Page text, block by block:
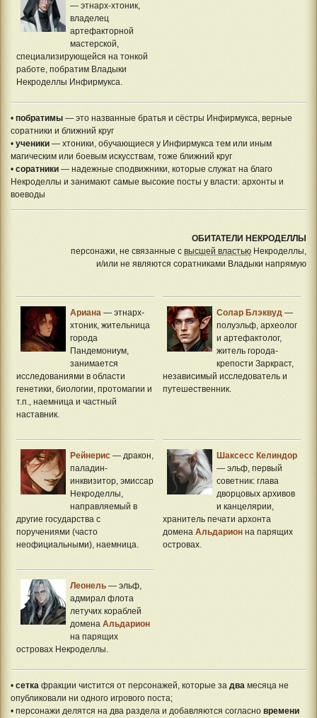
— этнарх-хтоник,
владелец
артефакторной
мастерской,
специализирующейся на тонкой
работе, побратим Владыки
Некроделлы Инфирмукса.
• побратимы — это названные братья и сёстры Инфирмукса, верные
соратники и ближний круг
• ученики — хтоники, обучающиеся у Инфирмукса тем или иным
магическим или боевым искусствам, тоже ближний круг
• соратники — надежные сподвижники, которые служат на благо
Некроделлы и занимают самые высокие посты у власти: архонты и
воеводы
ОБИТАТЕЛИ НЕКРОДЕЛЛЫ
персонажи, не связанные с высшей властью Некроделлы,
и/или не являются соратниками Владыки напрямую
Ариана— этнарх-
хтоник, жительница
города
Пандемониум,
занимается
исследованиями в области
генетики, биологии, протомагии и
т.п., наемница и частный
наставник.
Солар Блэквуд—
полуэльф, археолог
и артефактолог,
житель города-
крепости Заркраст,
независимый исследователь и
путешественник.
Рейнерис— дракон,
паладин-
инквизитор, эмиссар
Некроделлы,
направляемый в
другие государства с
поручениями (часто
неофициальными), наемница.
Шаксесс Келиндор
— эльф, первый
советник: глава
дворцовых архивов
и канцелярии,
хранитель печати архонта
домена Альдарионна парящих
островах.
Леонель— эльф,
адмирал флота
летучих кораблей
домена Альдарион
на парящих
островах Некроделлы.
• сетка фракции чистится от персонажей, которые за два месяца не
опубликовали ни одного игрового поста;
• персонажи делятся на два раздела и добавляются согласно времени